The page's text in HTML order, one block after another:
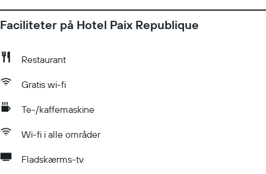
Faciliteter på Hotel Paix Republique
Restaurant
Gratis wi-fi
Te-/kaffemaskine
Wi-fi i alle områder
Fladskærms-tv